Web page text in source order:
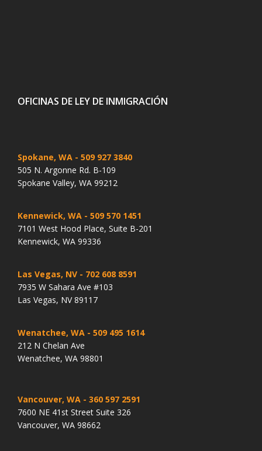
OFICINAS DE LEY DE INMIGRACIÓN
Spokane, WA - 509 927 3840
505 N. Argonne Rd. B-109
Spokane Valley, WA 99212
Kennewick, WA - 509 570 1451
7101 West Hood Place, Suite B-201
Kennewick, WA 99336
Las Vegas, NV - 702 608 8591
7935 W Sahara Ave #103
Las Vegas, NV 89117
Wenatchee, WA - 509 495 1614
212 N Chelan Ave
Wenatchee, WA 98801
Vancouver, WA - 360 597 2591
7600 NE 41st Street Suite 326
Vancouver, WA 98662